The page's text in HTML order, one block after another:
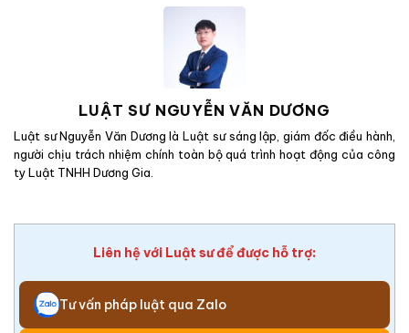
LUẬT SƯ NGUYỄN VĂN DƯƠNG
Luật sư Nguyễn Văn Dương là Luật sư sáng lập, giám đốc điều hành,
người chịu trách nhiệm chính toàn bộ quá trình hoạt động của công
ty Luật TNHH Dương Gia.
Liên hệ với Luật sư để được hỗ trợ:
Tư vấn pháp luật qua Zalo